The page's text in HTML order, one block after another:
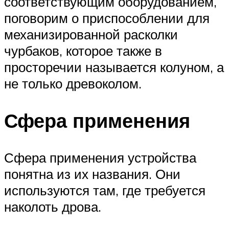
поговорим о приспособлении для
механизированной расколки
чурбаков, которое также в
просторечии называется колуном, а
не только древоколом.
Сфера применения
Сфера применения устройства
понятна из их названия. Они
используются там, где требуется
наколоть дрова.